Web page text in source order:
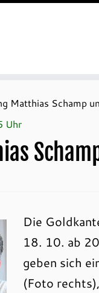
Matthias Schamp
Uhr
Die
18. 10. ab
geben sich
(Foto